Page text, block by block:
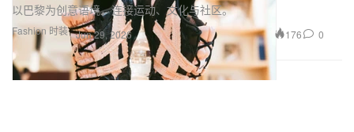
Fashion 时装
以巴黎为创意语境，连接运动、文化与社区。
Jun 29, 2026 176 0